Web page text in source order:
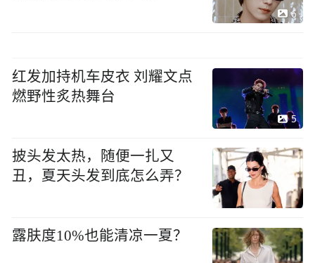
6
红发加持机车皮衣 刘耀文点
燃野性炙热舞台
5
披头发太热，随便一扎又
丑，夏天头发到底怎么弄？
露肤度10%也能清凉一夏？